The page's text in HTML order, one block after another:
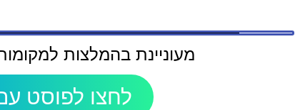
מעוניינת בהמלצות
לחצו לפוסט